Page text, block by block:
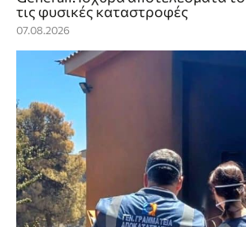
τις φυσικές καταστροφές
07.08.2026